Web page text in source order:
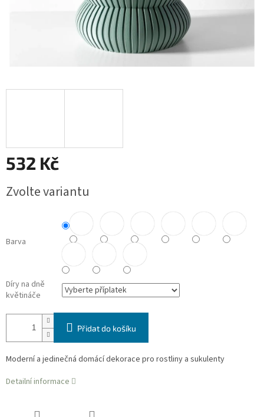
532 Kč
cena:
Zvolte variantu
Barva
Díry na dně
květináče
Přidat do košíku
Moderní a jedinečná domácí dekorace pro rostliny a sukulenty
Detailní informace